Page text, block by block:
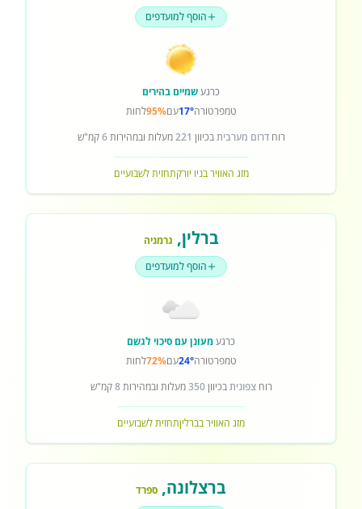
הוסף למועדפים
כרגעשמיים בהירים
טמפרטורה17°עם95%לחות
רוחדרום מערביתבכיוון 221מעלות ובמהירות6קמ"ש
מזג האוויר בניו יורקתחזית לשבועיים
ברלין, גרמניה
הוסף למועדפים
כרגעמעונן עם סיכוי לגשם
טמפרטורה24°עם72%לחות
רוחצפוניתבכיוון350מעלות ובמהירות8קמ"ש
מזג האוויר בברליןתחזית לשבועיים
ברצלונה, ספרד